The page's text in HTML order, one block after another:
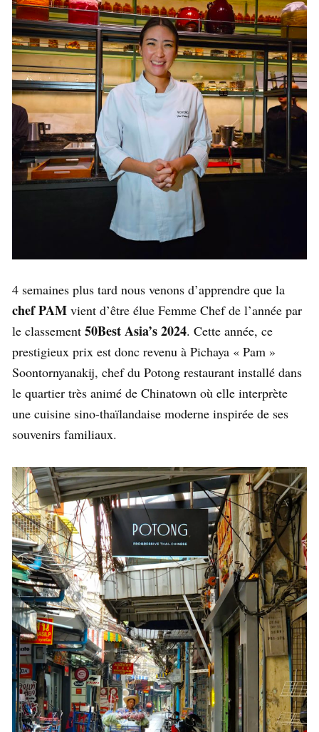
4 semaines plus tard nous venons d’apprendre que la
chef PAM vient d’être élue Femme Chef de l’année par
le classement 50Best Asia’s 2024. Cette année, ce
prestigieux prix est donc revenu à Pichaya « Pam »
Soontornyanakij, chef du Potong restaurant installé dans
le quartier très animé de Chinatown où elle interprète
une cuisine sino-thaïlandaise moderne inspirée de ses
souvenirs familiaux.